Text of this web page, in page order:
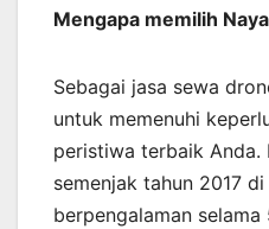
Mengapa memilih
Sebagai jasa sewa
untuk memenuhi
peristiwa terbaik Anda.
semenjak tahun 2017
berpengalaman